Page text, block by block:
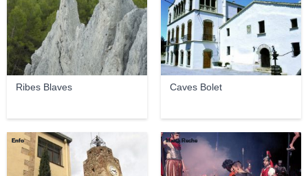
Ribes Blaves Caves Bolet
Enfo Marta Reche